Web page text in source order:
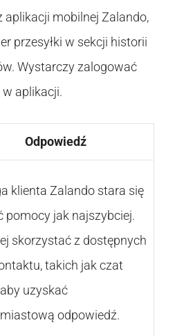
aplikacji mobilnej Zalando,
przesyłki w sekcji historii
Wystarczy zalogować
aplikacji.
Odpowiedź
klienta Zalando stara się
pomocy jak najszybciej.
skorzystać z dostępnych
takich jak czat
uzyskać
odpowiedź.